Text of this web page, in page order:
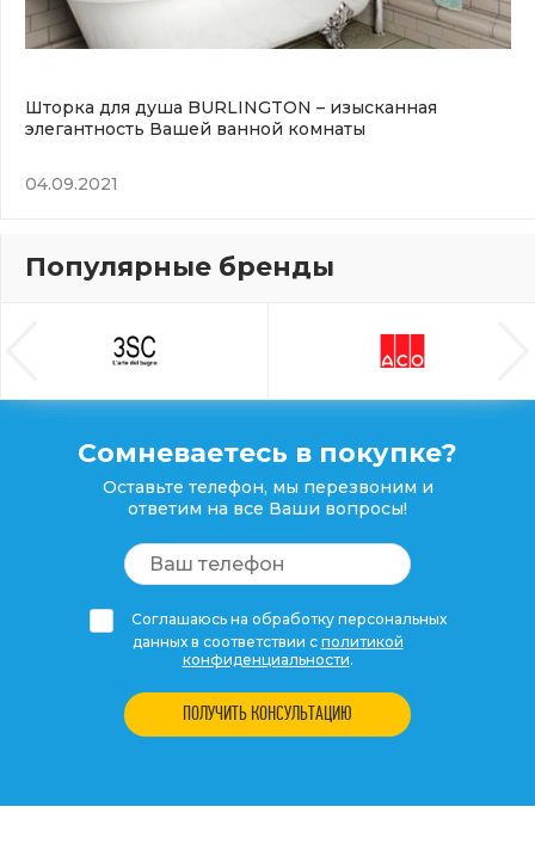
Шторка для душа BURLINGTON – изысканная
элегантность Вашей ванной комнаты
04.09.2021
Популярные бренды
Сомневаетесь в покупке?
Оставьте телефон, мы перезвоним и
ответим на все Ваши вопросы!
Соглашаюсь на обработку персональных
данных в соответствии с политикой
конфиденциальности.
ПОЛУЧИТЬ КОНСУЛЬТАЦИЮ